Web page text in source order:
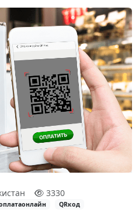
3330
QRкод